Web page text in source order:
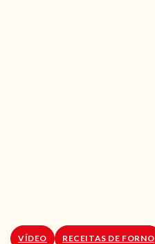
VÍDEO RECEITAS DE FORNO